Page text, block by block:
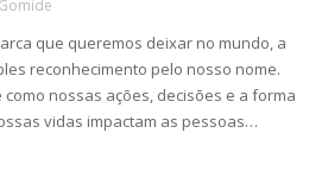
que queremos deixar no mundo, a
reconhecimento pelo nosso nome.
nossas ações, decisões e a forma
vidas impactam as pessoas…